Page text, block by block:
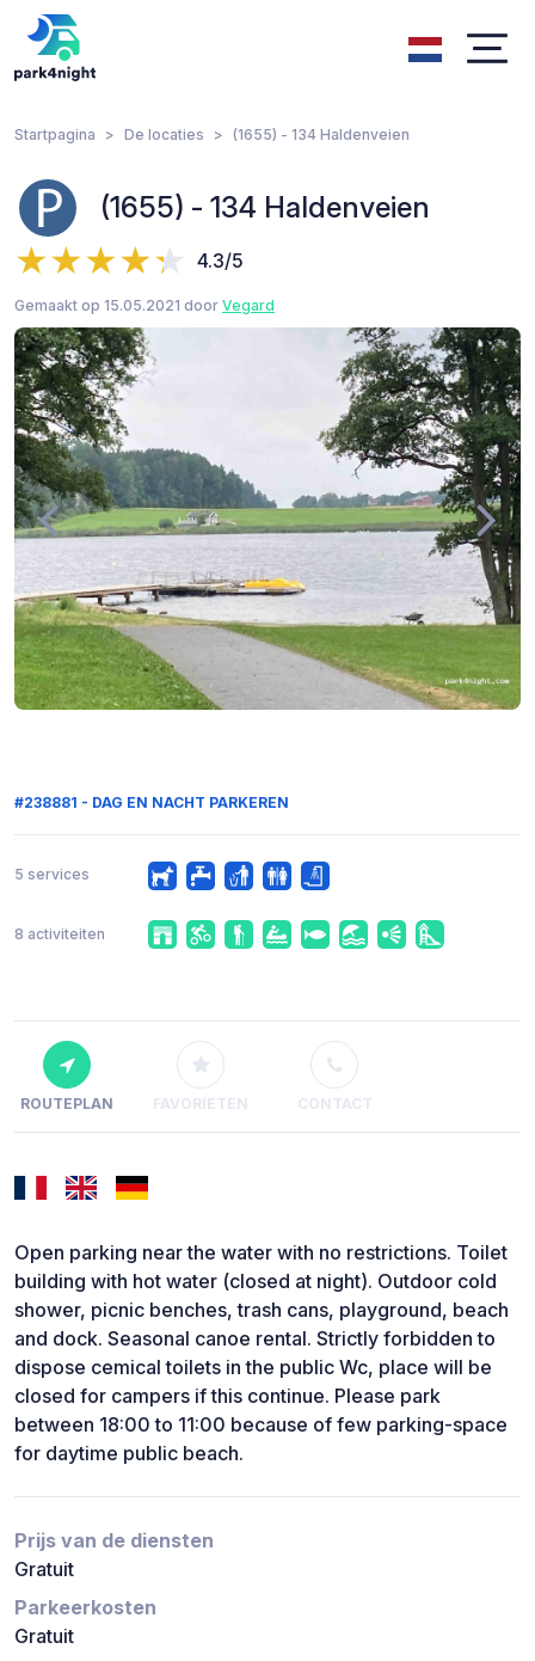
Startpagina De locaties (1655) - 134 Haldenveien
(1655) - 134 Haldenveien
4.3/5
Gemaakt op 15.05.2021 door Vegard
#238881 - DAG EN NACHT PARKEREN
5 services
8 activiteiten
ROUTEPLAN FAVORIETEN CONTACT
Open parking near the water with no restrictions. Toilet
building with hot water (closed at night). Outdoor cold
shower, picnic benches, trash cans, playground, beach
and dock. Seasonal canoe rental. Strictly forbidden to
dispose cemical toilets in the public Wc, place will be
closed for campers if this continue. Please park
between 18:00 to 11:00 because of few parking-space
for daytime public beach.
Prijs van de diensten
Gratuit
Parkeerkosten
Gratuit